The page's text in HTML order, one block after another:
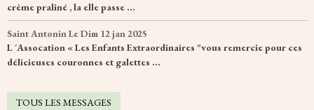
crème praliné , la elle passe ...
Saint AntoninLe Dim 12 jan 2025
L ´Assocation « Les Enfants Extraordinaires "vous remercie pour ces
délicieuses couronnes et galettes ...
TOUS LES MESSAGES